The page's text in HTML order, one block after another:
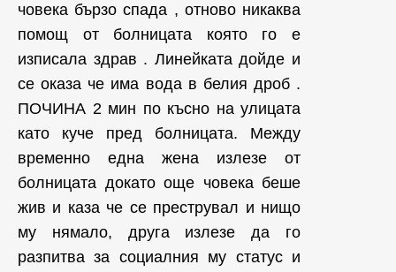
човека бързо спада , отново никаква
помощ от болницата която го е
изписала здрав . Линейката дойде и
се оказа че има вода в белия дроб .
ПОЧИНА 2 мин по късно на улицата
като куче пред болницата. Между
временно една жена излезе от
болницата докато още човека беше
жив и каза че се преструвал и нищо
му нямало, друга излезе да го
разпитва за социалния му статус и